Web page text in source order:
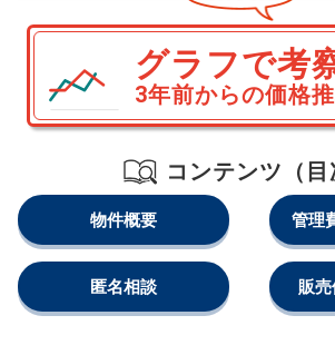
グラフで考
3年前からの価格
コンテンツ（目
物件概要 管理
匿名相談 販